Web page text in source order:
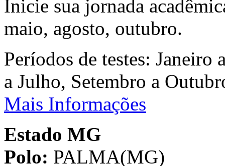
Inicie sua jornada
maio, agosto, outubro.
Períodos de testes:
a Julho, Setembro a
Mais Informações
Estado MG
Polo: PALMA(MG)